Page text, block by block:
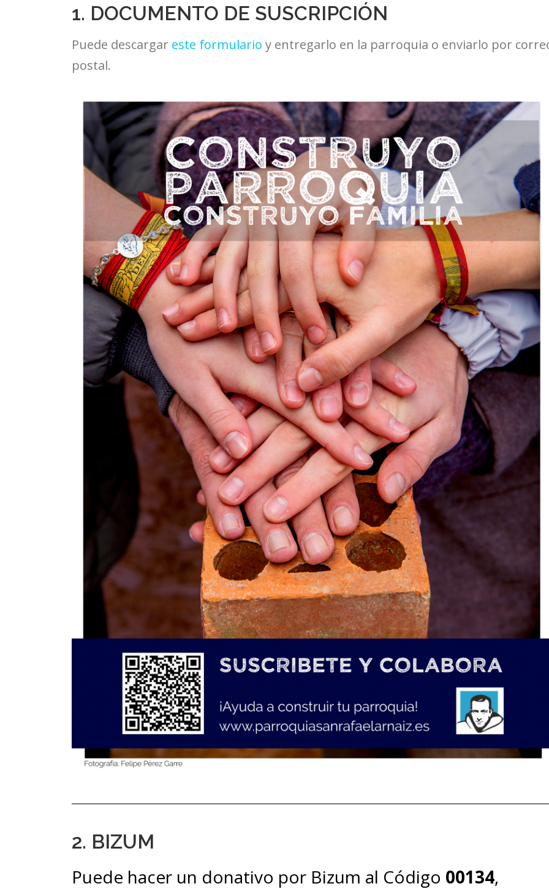
1. DOCUMENTO DE SUSCRIPCIÓN
Puede descargar este formulario y entregarlo en la parroquia o enviarlo por
postal.
2. BIZUM
Puede hacer un donativo por Bizum al Código 00134,